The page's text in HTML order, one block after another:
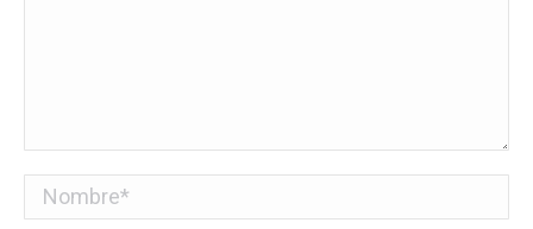
Nombre *